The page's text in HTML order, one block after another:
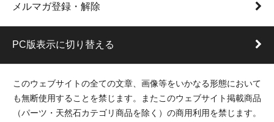
メルマガ登録・解除
PC版表示に切り替える
このウェブサイトの全ての文章、画像等をいかなる形態において
も無断使用することを禁じます。またこのウェブサイト掲載商品
（パーツ・天然石カテゴリ商品を除く）の商用利用を禁じます。